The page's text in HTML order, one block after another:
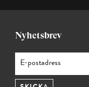
Nyhetsbrev